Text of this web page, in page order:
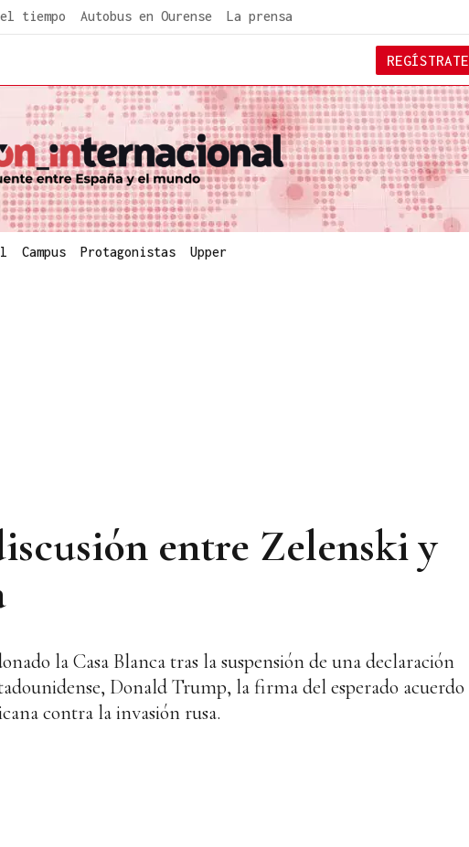
tiempo Autobus en Ourense La prensa
REGÍSTRATE
Campus Protagonistas Upper
entre Zelenski y
la Casa Blanca tras la suspensión de una declaración
Donald Trump, la firma del esperado acuerdo
contra la invasión rusa.